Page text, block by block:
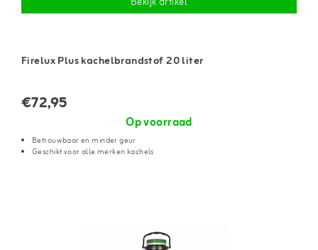
Firelux Plus kachelbrandstof 20 liter
€72,95
Op voorraad
Betrouwbaar en minder geur
Geschikt voor alle merken kachels